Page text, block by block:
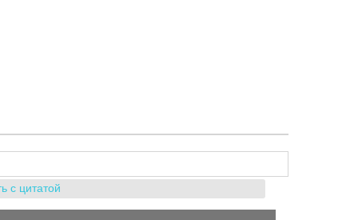
с цитатой